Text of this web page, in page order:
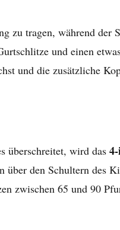
zu tragen, während
und einen
und die zusätzliche
überschreitet, wird das
den Schultern des
zwischen 65 und 90